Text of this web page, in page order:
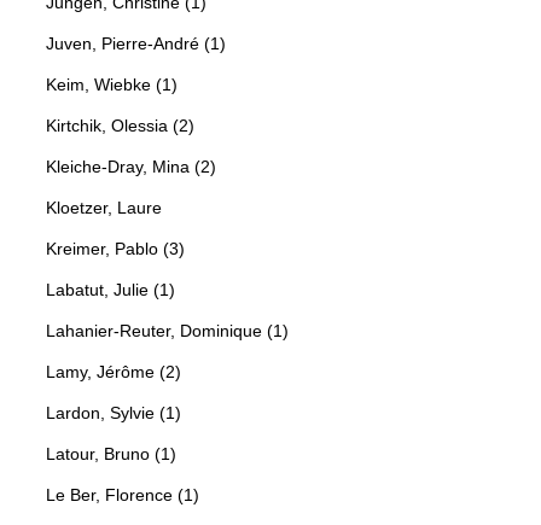
Juven, Pierre-André (1)
Keim, Wiebke (1)
Kirtchik, Olessia (2)
Kleiche-Dray, Mina (2)
Kloetzer, Laure
Kreimer, Pablo (3)
Labatut, Julie (1)
Lahanier-Reuter, Dominique (1)
Lamy, Jérôme (2)
Lardon, Sylvie (1)
Latour, Bruno (1)
Le Ber, Florence (1)